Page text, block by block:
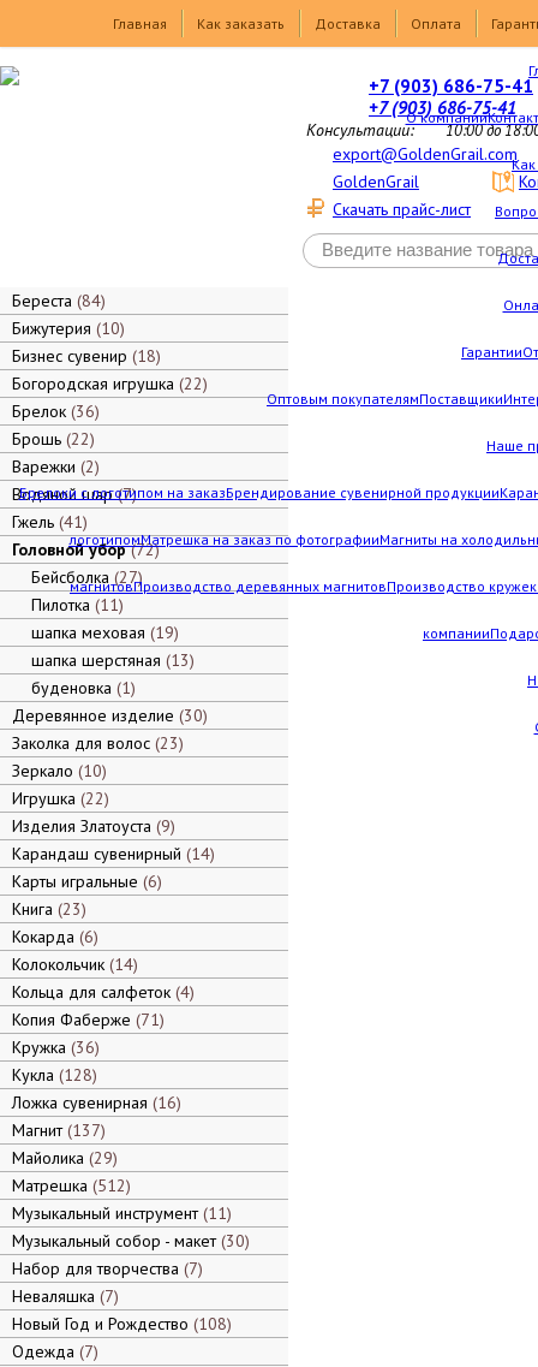
Главная
Как заказать Доставка Оплата
О компании
Как
Гарантии
Оптовым покупателямПоставщики
Наше
Брелоки с логотипом на заказБрендирование сувенирной продукции
логотипомМатрешка на заказ по фотографииМагниты на
магнитовПроизводство деревянных магнитовПроизводство
компании
+7 (903) 686-75-41
+7 (903) 686-75-41
Консультации: 10:00 до
export@GoldenGrail.com
GoldenGrail
Скачать прайс-лист
Береста 84
Бижутерия 10
Бизнес сувенир 18
Богородская игрушка 22
Брелок 36
Брошь 22
Варежки 2
Водяной шар 7
Гжель 41
Головной убор 72
Бейсболка 27
Пилотка 11
шапка меховая 19
шапка шерстяная 13
буденовка 1
Деревянное изделие 30
Заколка для волос 23
Зеркало 10
Игрушка 22
Изделия Златоуста 9
Карандаш сувенирный 14
Карты игральные 6
Книга 23
Кокарда 6
Колокольчик 14
Кольца для салфеток 4
Копия Фаберже 71
Кружка 36
Кукла 128
Ложка сувенирная 16
Магнит 137
Майолика 29
Матрешка 512
Музыкальный инструмент 11
Музыкальный собор - макет 30
Набор для творчества 7
Неваляшка 7
Новый Год и Рождество 108
Одежда 7